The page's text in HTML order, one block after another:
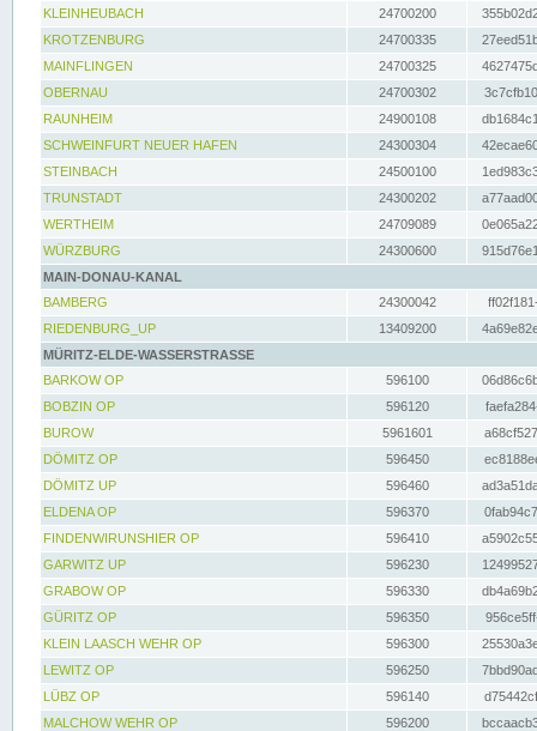
KLEINHEUBACH 24700200
KROTZENBURG
24700335
MAINFLINGEN
24700325
OBERNAU
24700302
RAUNHEIM
24900108
SCHWEINFURT NEUER HAFEN
24300304
STEINBACH
24500100
TRUNSTADT
24300202
WERTHEIM
24709089
WÜRZBURG
24300600
MAIN-DONAU-KANAL
BAMBERG
24300042
RIEDENBURG_UP
13409200
MÜRITZ-ELDE-WASSERSTRASSE
BARKOW OP
596100
BOBZIN OP
596120
BUROW
5961601
DÖMITZ OP
596450
DÖMITZ UP
596460
ELDENA OP
596370
FINDENWIRUNSHIER OP
596410
GARWITZ UP
596230
GRABOW OP
596330
GÜRITZ OP
596350
KLEIN LAASCH WEHR OP
596300
LEWITZ OP
596250
LÜBZ OP
596140
MALCHOW WEHR OP
596200